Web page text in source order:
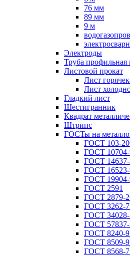
76 мм
89 мм
9 м
Электроды
Труба профильная
Листовой прокат
Лист
Лист
Гладкий лист
Шестигранник
Квадрат
Штрипс
ГОСТы на
ГОСТ 103-
ГОСТ 10704-
ГОСТ 14637-
ГОСТ
ГОСТ
ГОСТ 2591
ГОСТ 2879-
ГОСТ 3262-
ГОСТ 34028-
ГОСТ 57837-
ГОСТ 8240-
ГОСТ 8509-
ГОСТ 8568-